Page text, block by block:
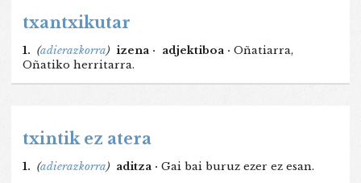
txantxikutar
1. (adierazkorra) izena · adjektiboa · Oñatiarra,
Oñatiko herritarra.
txintik ez atera
1. (adierazkorra) aditza · Gai bai buruz ezer ez esan.